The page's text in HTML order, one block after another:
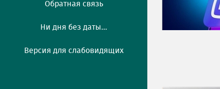
Обратная связь
Ни дня без даты...
Версия для слабовидящих